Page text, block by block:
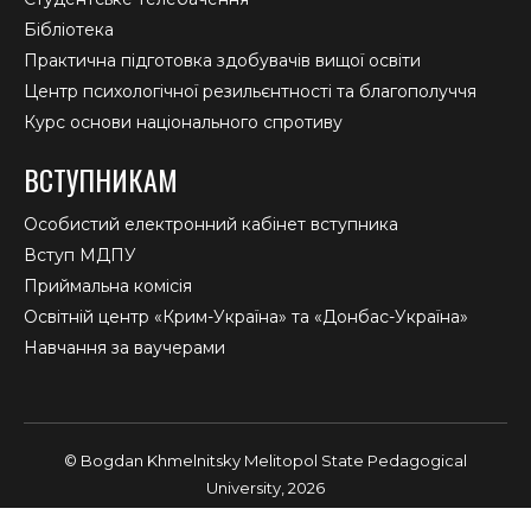
Бібліотека
Практична підготовка здобувачів вищої освіти
Центр психологічної резильєнтності та благополуччя
Курс основи національного спротиву
ВСТУПНИКАМ
Особистий електронний кабінет вступника
Вступ МДПУ
Приймальна комісія
Освітній центр «Крим-Україна» та «Донбас-Україна»
Навчання за ваучерами
© Bogdan Khmelnitsky Melitopol State Pedagogical
University, 2026